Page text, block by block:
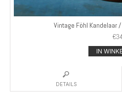
Vintage Föhl Kandelaar
€
IN
DETAILS